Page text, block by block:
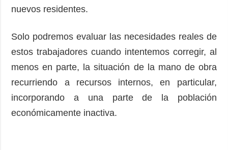
nuevos residentes.
Solo podremos evaluar las necesidades reales de
estos trabajadores cuando intentemos corregir, al
menos en parte, la situación de la mano de obra
recurriendo a recursos internos, en particular,
incorporando a una parte de la población
económicamente inactiva.